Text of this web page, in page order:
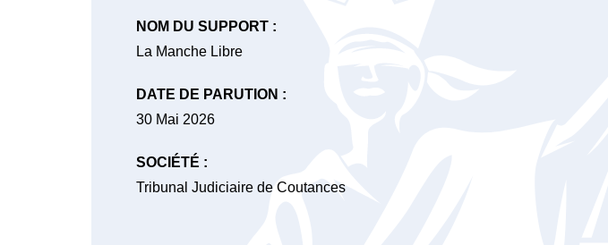
NOM DU SUPPORT :
La Manche Libre
DATE DE PARUTION :
30 Mai 2026
SOCIÉTÉ :
Tribunal Judiciaire de Coutances